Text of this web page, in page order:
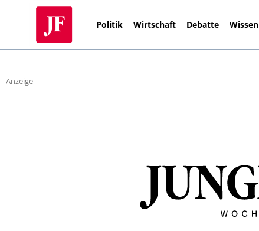
Politik Wirtschaft Debatte Wissen
Anzeige